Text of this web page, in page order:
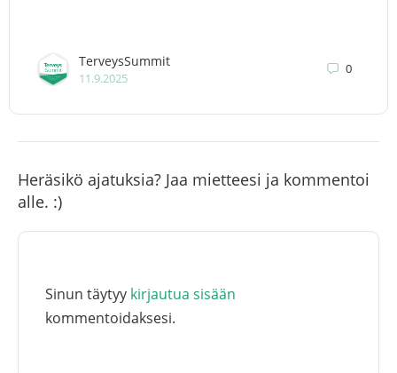
TerveysSummit
11.9.2025
0
Heräsikö ajatuksia? Jaa mietteesi ja kommentoi
alle. :)
Sinun täytyy kirjautua sisään
kommentoidaksesi.